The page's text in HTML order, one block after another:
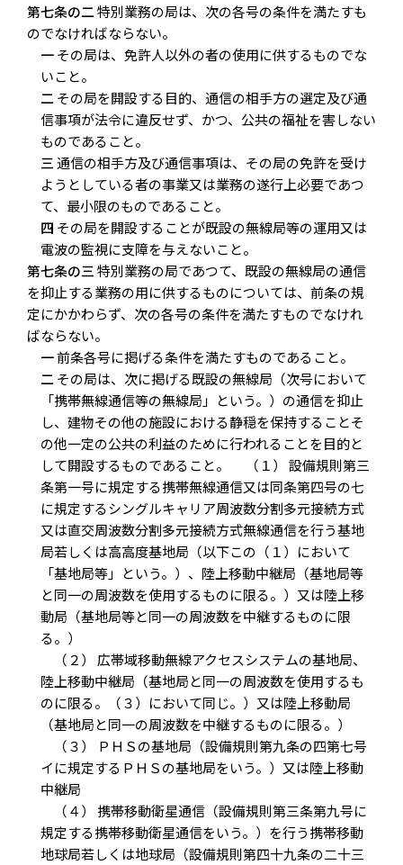
第七条の二特別業務の局は、次の各号の条件を満たすも
のでなければならない。
一その局は、免許人以外の者の使用に供するものでな
いこと。
二その局を開設する目的、通信の相手方の選定及び通
信事項が法令に違反せず、かつ、公共の福祉を害しない
ものであること。
三通信の相手方及び通信事項は、その局の免許を受け
ようとしている者の事業又は業務の遂行上必要であつ
て、最小限のものであること。
四 その局を開設することが既設の無線局等の運用又は
電波の監視に支障を与えないこと。
第七条の三特別業務の局であつて、既設の無線局の通信
を抑止する業務の用に供するものについては、前条の規
定にかかわらず、次の各号の条件を満たすものでなけれ
ばならない。
一前条各号に掲げる条件を満たすものであること。
二その局は、次に掲げる既設の無線局（次号において
「携帯無線通信等の無線局」という。）の通信を抑止
し、建物その他の施設における静穏を保持することそ
の他一定の公共の利益のために行われることを目的と
して開設するものであること。 （１） 設備規則第三
条第一号に規定する携帯無線通信又は同条第四号の七
に規定するシングルキャリア周波数分割多元接続方式
又は直交周波数分割多元接続方式無線通信を行う基地
局若しくは高高度基地局（以下この（１）において
「基地局等」という。）、陸上移動中継局（基地局等
と同一の周波数を使用するものに限る。）又は陸上移
動局（基地局等と同一の周波数を中継するものに限
る。）
（２） 広帯域移動無線アクセスシステムの基地局、
陸上移動中継局（基地局と同一の周波数を使用するも
のに限る。（３）において同じ。）又は陸上移動局
（基地局と同一の周波数を中継するものに限る。）
（３） ＰＨＳの基地局（設備規則第九条の四第七号
イに規定するＰＨＳの基地局をいう。）又は陸上移動
中継局
（４） 携帯移動衛星通信（設備規則第三条第九号に
規定する携帯移動衛星通信をいう。）を行う携帯移動
地球局若しくは地球局（設備規則第四十九条の二十三